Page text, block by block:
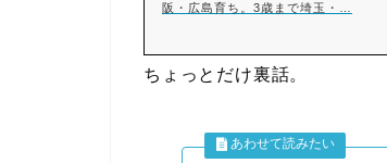
阪・広島育ち。3歳まで埼玉・…
ちょっとだけ裏話。